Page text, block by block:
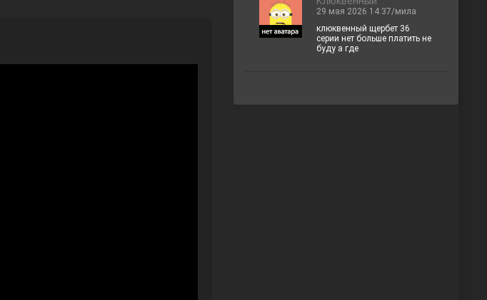
29 мая 2026 14:37/мила
клюквенный щербет 36
серии нет больше платить не
буду а где